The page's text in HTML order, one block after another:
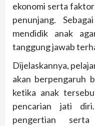
ekonomi serta
penunjang.
mendidik anak
tanggung jawab
Dijelaskannya,
akan berpengaruh
ketika anak
pencarian jati
pengertian